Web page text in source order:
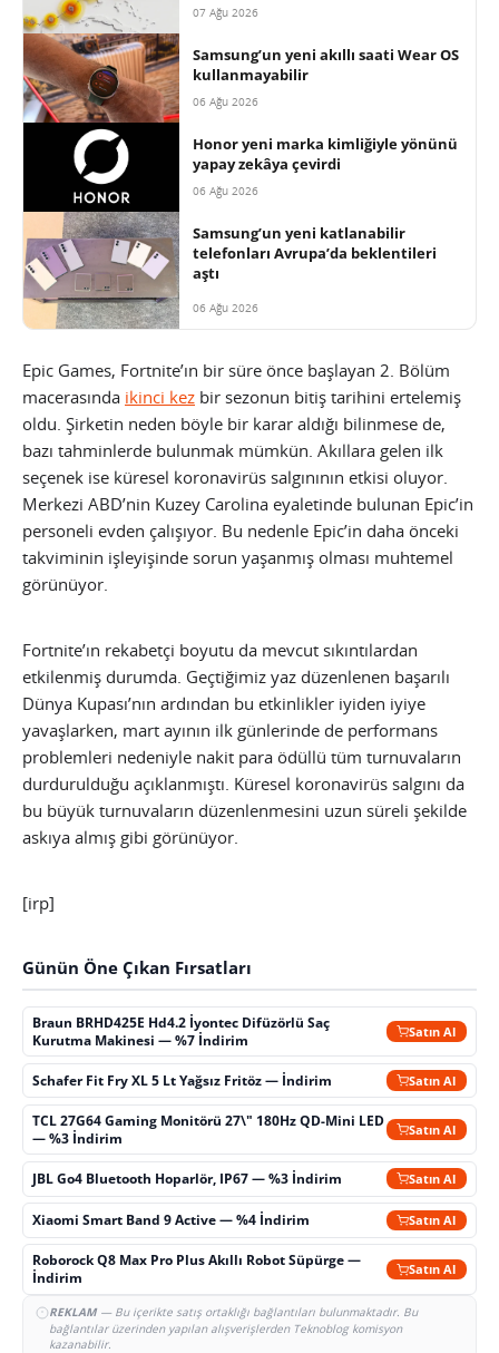
07 Ağu 2026
Samsung’un yeni akıllı saati Wear OS
kullanmayabilir
06 Ağu 2026
Honor yeni marka kimliğiyle yönünü
yapay zekâya çevirdi
06 Ağu 2026
Samsung’un yeni katlanabilir
telefonları Avrupa’da beklentileri
aştı
06 Ağu 2026
Epic Games, Fortnite’ın bir süre önce başlayan 2. Bölüm
macerasında ikinci kez bir sezonun bitiş tarihini ertelemiş
oldu. Şirketin neden böyle bir karar aldığı bilinmese de,
bazı tahminlerde bulunmak mümkün. Akıllara gelen ilk
seçenek ise küresel koronavirüs salgınının etkisi oluyor.
Merkezi ABD’nin Kuzey Carolina eyaletinde bulunan Epic’in
personeli evden çalışıyor. Bu nedenle Epic’in daha önceki
takviminin işleyişinde sorun yaşanmış olması muhtemel
görünüyor.
Fortnite’ın rekabetçi boyutu da mevcut sıkıntılardan
etkilenmiş durumda. Geçtiğimiz yaz düzenlenen başarılı
Dünya Kupası’nın ardından bu etkinlikler iyiden iyiye
yavaşlarken, mart ayının ilk günlerinde de performans
problemleri nedeniyle nakit para ödüllü tüm turnuvaların
durdurulduğu açıklanmıştı. Küresel koronavirüs salgını da
bu büyük turnuvaların düzenlenmesini uzun süreli şekilde
askıya almış gibi görünüyor.
[irp]
Günün Öne Çıkan Fırsatları
Braun BRHD425E Hd4.2 İyontec Difüzörlü Saç
Kurutma Makinesi — %7 İndirim
Satın Al
Schafer Fit Fry XL 5 Lt Yağsız Fritöz — İndirim Satın Al
TCL 27G64 Gaming Monitörü 27\" 180Hz QD-Mini LED
— %3 İndirim
Satın Al
JBL Go4 Bluetooth Hoparlör, IP67 — %3 İndirim Satın Al
Xiaomi Smart Band 9 Active — %4 İndirim Satın Al
Roborock Q8 Max Pro Plus Akıllı Robot Süpürge —
İndirim
Satın Al
REKLAM— Bu içerikte satış ortaklığı bağlantıları bulunmaktadır. Bu
bağlantılar üzerinden yapılan alışverişlerden Teknoblog komisyon
kazanabilir.